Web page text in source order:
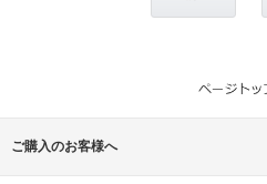
ご購入のお客様へ